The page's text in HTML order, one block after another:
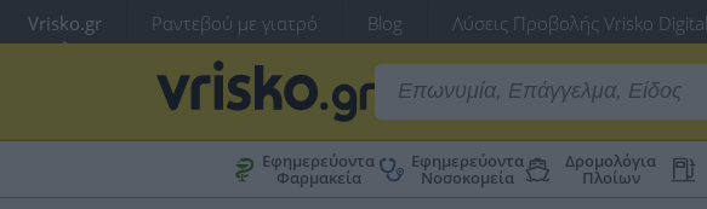
Vrisko.gr Ραντεβού με γιατρό Blog Λύσεις Προβολής Vrisko Digital
Εφημερεύοντα
Φαρμακεία
Εφημερεύοντα
Νοσοκομεία
Δρομολόγια
Πλοίων